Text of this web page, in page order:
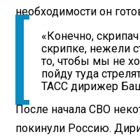
необходимости он
«Конечно,
скрипке, нежели
то, чтобы мы не
пойду туда
ТАСС дирижер
После начала СВО
покинули Россию.